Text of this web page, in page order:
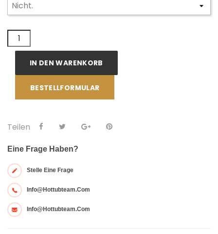
IN DEN WARENKORB
BESTELLFORMULAR
Teilen
Eine Frage Haben?
Stelle Eine Frage
Info@hottubteam.com
Info@hottubteam.com